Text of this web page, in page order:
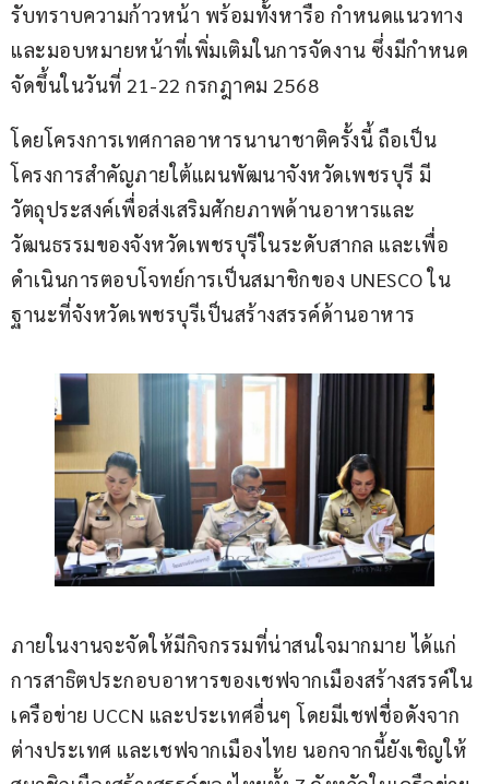
รับทราบความก้าวหน้า พร้อมทั้งหารือ กำหนดแนวทาง
และมอบหมายหน้าที่เพิ่มเติมในการจัดงาน ซึ่งมีกำหนด
จัดขึ้นในวันที่ 21-22 กรกฎาคม 2568
โดยโครงการเทศกาลอาหารนานาชาติครั้งนี้ ถือเป็น
โครงการสำคัญภายใต้แผนพัฒนาจังหวัดเพชรบุรี มี
วัตถุประสงค์เพื่อส่งเสริมศักยภาพด้านอาหารและ
วัฒนธรรมของจังหวัดเพชรบุรีในระดับสากล และเพื่อ
ดำเนินการตอบโจทย์การเป็นสมาชิกของ UNESCO ใน
ฐานะที่จังหวัดเพชรบุรีเป็นสร้างสรรค์ด้านอาหาร
ภายในงานจะจัดให้มีกิจกรรมที่น่าสนใจมากมาย ได้แก่
การสาธิตประกอบอาหารของเชฟจากเมืองสร้างสรรค์ใน
เครือข่าย UCCN และประเทศอื่นๆ โดยมีเชฟชื่อดังจาก
ต่างประเทศ และเชฟจากเมืองไทย นอกจากนี้ยังเชิญให้